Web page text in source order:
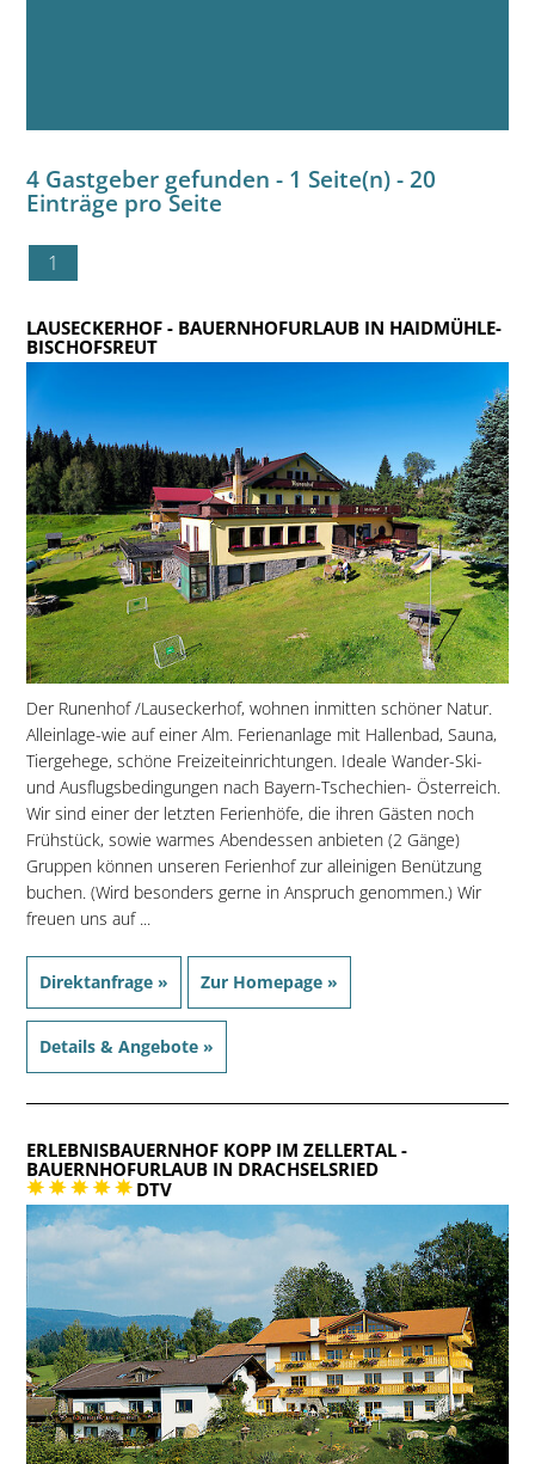
4 Gastgeber gefunden - 1 Seite(n) - 20
Einträge pro Seite
1
LAUSECKERHOF- BAUERNHOFURLAUB IN HAIDMÜHLE-
BISCHOFSREUT
Der Runenhof /Lauseckerhof, wohnen inmitten schöner Natur.
Alleinlage-wie auf einer Alm. Ferienanlage mit Hallenbad, Sauna,
Tiergehege, schöne Freizeiteinrichtungen. Ideale Wander-Ski-
und Ausflugsbedingungen nach Bayern-Tschechien- Österreich.
Wir sind einer der letzten Ferienhöfe, die ihren Gästen noch
Frühstück, sowie warmes Abendessen anbieten (2 Gänge)
Gruppen können unseren Ferienhof zur alleinigen Benützung
buchen. (Wird besonders gerne in Anspruch genommen.) Wir
freuen uns auf ...
Direktanfrage » Zur Homepage »
Details & Angebote »
ERLEBNISBAUERNHOF KOPP IM ZELLERTAL-
BAUERNHOFURLAUB IN DRACHSELSRIED
DTV